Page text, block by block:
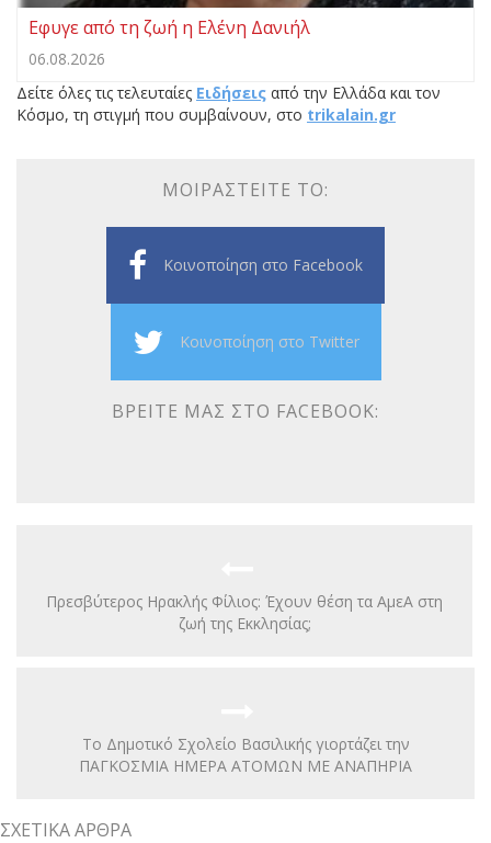
Εφυγε από τη ζωή η Ελένη Δανιήλ
06.08.2026
Δείτε όλες τις τελευταίες Ειδήσεις από την Ελλάδα και τον
Κόσμο, τη στιγμή που συμβαίνουν, στο trikalain.gr
ΜΟΙΡΑΣΤΕΊΤΕ ΤΟ:
Κοινοποίηση στο Facebook
Κοινοποίηση στο Twitter
ΒΡΕΊΤΕ ΜΑΣ ΣΤΟ FACEBOOK:
Πρεσβύτερος Ηρακλής Φίλιος: Έχουν θέση τα ΑμεΑ στη
ζωή της Εκκλησίας;
Το Δημοτικό Σχολείο Βασιλικής γιορτάζει την
ΠΑΓΚΟΣΜΙΑ ΗΜΕΡΑ ΑΤΟΜΩΝ ΜΕ ΑΝΑΠΗΡΙΑ
ΣΧΕΤΙΚΆ ΆΡΘΡΑ